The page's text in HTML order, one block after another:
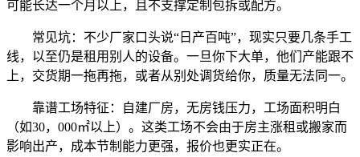
可能长达一个月以上，且不支撑定制包拆或配方。
常见坑：不少厂家口头说“日产百吨”，现实只要几条手工
线，以至仍是租用别人的设备。一旦你下大单，他们产能跟不
上，交货期一拖再拖，或者从别处调货给你，质量无法同一。
靠谱工场特征：自建厂房，无房钱压力，工场面积明白
（如30，000㎡以上）。这类工场不会由于房主涨租或搬家而
影响出产，成本节制能力更强，报价也更实正在。